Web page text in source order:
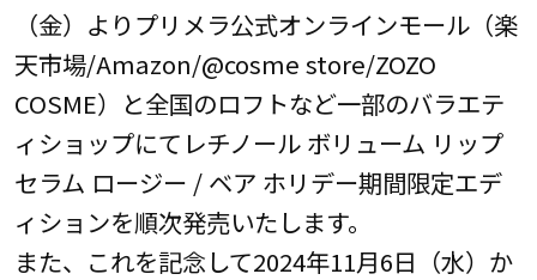
（金）よりプリメラ公式オンラインモール（楽
天市場/Amazon/@cosme store/ZOZO
COSME）と全国のロフトなど一部のバラエテ
ィショップにてレチノール ボリューム リップ
セラム ロージー / ベア ホリデー期間限定エデ
ィションを順次発売いたします。
また、これを記念して2024年11月6日（水）か